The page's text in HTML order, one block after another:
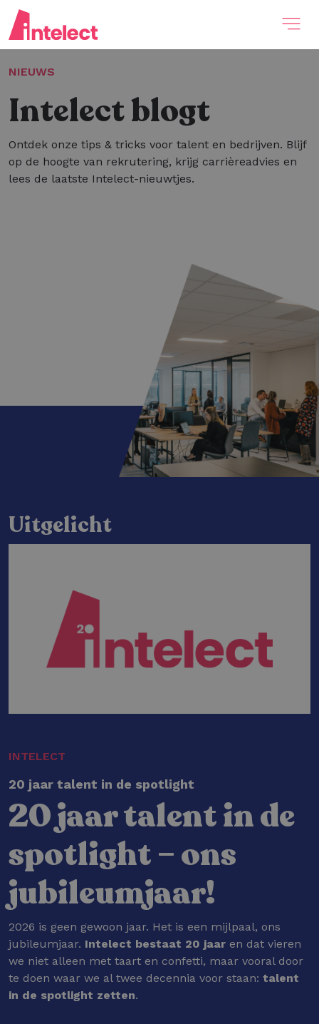
NIEUWS
Intelect blogt
Ontdek onze tips & tricks voor talent en bedrijven. Blijf
op de hoogte van rekrutering, krijg carrièreadvies en
lees de laatste Intelect-nieuwtjes.
Uitgelicht
INTELECT
20 jaar talent in de spotlight
20 jaar talent in de
spotlight – ons
jubileumjaar!
2026 is geen gewoon jaar. Het is een mijlpaal, ons
jubileumjaar. Intelect bestaat 20 jaar en dat vieren
we niet alleen met taart en confetti, maar vooral door
te doen waar we al twee decennia voor staan: talent
in de spotlight zetten.